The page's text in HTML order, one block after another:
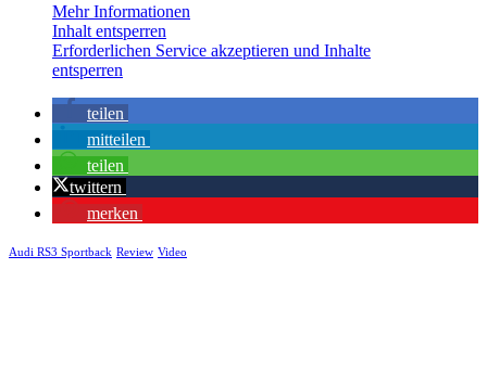
Mehr Informationen
Inhalt entsperren
Erforderlichen Service akzeptieren und Inhalte
entsperren
teilen
mitteilen
teilen
twittern
merken
Audi RS3 Sportback Review Video